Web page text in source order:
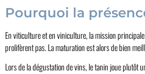
Pourquoi la
En viticulture et en viniculture, la mission
prolifèrent pas. La maturation est alors de bien
Lors de la dégustation de vins, le tanin joue plutôt